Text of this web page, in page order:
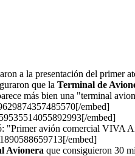
a la presentación del primer
que la Terminal de
más bien una "terminal
embed]
embed]
"Primer avión comercial VIVA
embed]
Avionera que consiguieron 30